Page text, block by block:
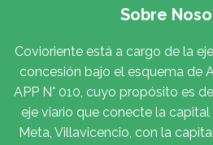
Sobre
Covioriente está a cargo de la
concesión bajo el esquema de
APP N° 010, cuyo propósito es
eje viario que conecte la
Meta, Villavicencio, con la